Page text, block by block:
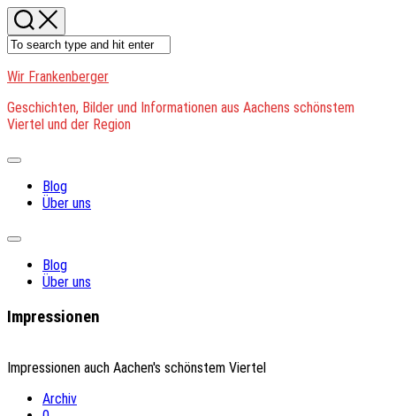
Skip
to
content
Wir Frankenberger
Geschichten, Bilder und Informationen aus Aachens schönstem
Viertel und der Region
Expand
Blog
Über uns
Expand
Blog
Über uns
Impressionen
Impressionen auch Aachen's schönstem Viertel
Archiv